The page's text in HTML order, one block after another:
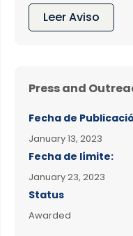
Leer Aviso
Press and
Fecha de
January 13, 2023
Fecha de límite:
January 23, 2023
Status
Awarded